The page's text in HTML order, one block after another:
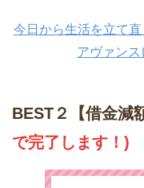
今日から生活を立て
アヴァンス
BEST２【借金減
で完了します！)